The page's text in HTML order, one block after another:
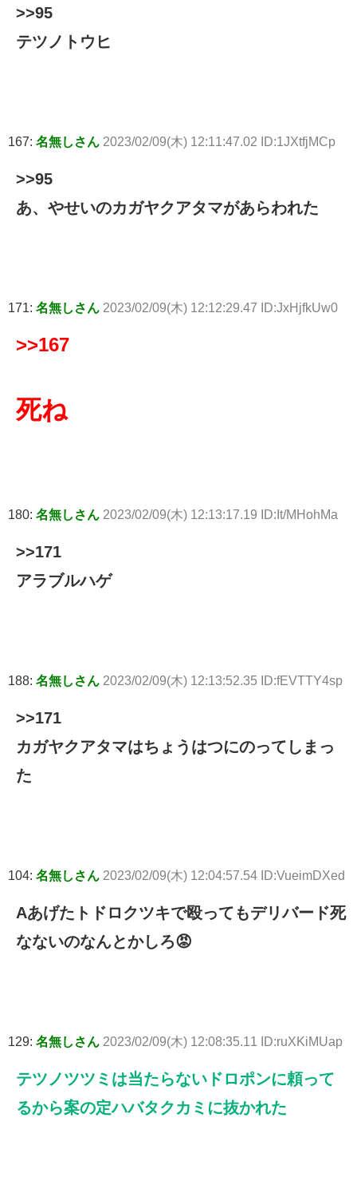
>>95
テツノトウヒ
167: 名無しさん 2023/02/09(木) 12:11:47.02 ID:1JXtfjMCp
>>95
あ、やせいのカガヤクアタマがあらわれた
171: 名無しさん 2023/02/09(木) 12:12:29.47 ID:JxHjfkUw0
>>167
死ね
180: 名無しさん 2023/02/09(木) 12:13:17.19 ID:It/MHohMa
>>171
アラブルハゲ
188: 名無しさん 2023/02/09(木) 12:13:52.35 ID:fEVTTY4sp
>>171
カガヤクアタマはちょうはつにのってしまっ
た
104: 名無しさん 2023/02/09(木) 12:04:57.54 ID:VueimDXed
Aあげたトドロクツキで殴ってもデリバード死
なないのなんとかしろ😡
129: 名無しさん 2023/02/09(木) 12:08:35.11 ID:ruXKiMUap
テツノツツミは当たらないドロポンに頼って
るから案の定ハバタクカミに抜かれた